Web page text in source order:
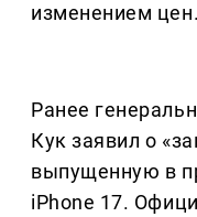
изменением цен.
Ранее
Кук заявил о
выпущенную в
iPhone 17.